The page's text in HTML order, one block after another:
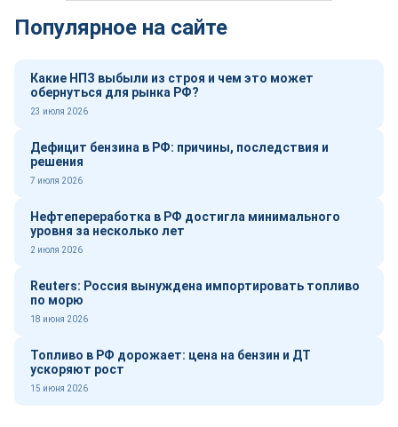
Популярное на сайте
Какие НПЗ выбыли из строя и чем это может
обернуться для рынка РФ?
23 июля 2026
Дефицит бензина в РФ: причины, последствия и
решения
7 июля 2026
Нефтепереработка в РФ достигла минимального
уровня за несколько лет
2 июля 2026
Reuters: Россия вынуждена импортировать топливо
по морю
18 июня 2026
Топливо в РФ дорожает: цена на бензин и ДТ
ускоряют рост
15 июня 2026